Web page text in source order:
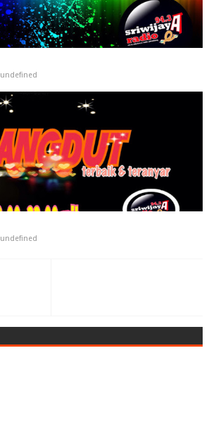
undefined
undefined